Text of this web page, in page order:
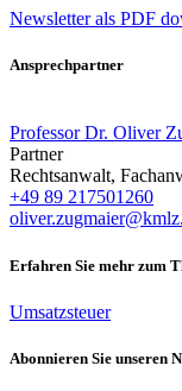
Newsletter als PDF
Ansprechpartner
Professor Dr. Oliver
Partner
Rechtsanwalt,
+49 89 217501260
Erfahren Sie mehr zum
Umsatzsteuer
Abonnieren Sie unseren